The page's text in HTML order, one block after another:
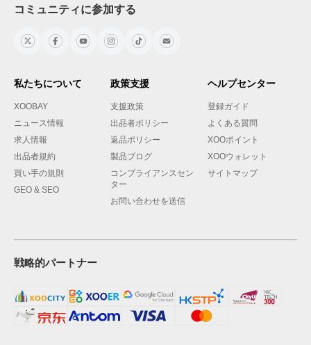
コミュニティに参加する
私たちについて
XOOBAY
ニュース情報
求人情報
出品者規約
買い手の規則
GEO & SEO
政策支援
支援政策
出品者ポリシー
返品ポリシー
製品ブログ
コンプライアンスセン
ター
お問い合わせを送信
ヘルプセンター
登録ガイド
よくある質問
XOOポイント
XOOウォレット
サイトマップ
戦略的パートナー